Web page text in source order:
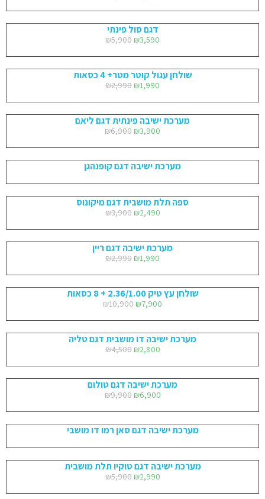
דגם סול פינתי
₪5,900 ₪3,590
שולחן עגול קוטר מטר+ 4 כסאות
₪2,990 ₪1,990
מערכת ישיבה פינתית דגם ליאם
₪6,900 ₪3,900
מערכת ישיבה דגם קופנהגן
ספה תלת מושבית דגם מיקונוס
₪3,900 ₪2,490
מערכת ישיבה דגם ריין
₪2,990 ₪1,990
שולחן עץ טיק 2.36/1.00 + 8 כסאות
₪10,900 ₪7,900
מערכת ישיבה דו מושבית דגם טליה
₪4,500 ₪2,800
מערכת ישיבה דגם טולום
₪9,900 ₪6,900
מערכת ישיבה דגם סאן רמו דו מושבי
מערכת ישיבה דגם טוקיו תלת מושבית
₪5,900 ₪2,990